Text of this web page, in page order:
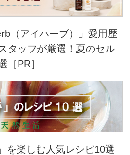
（アイハーブ）」愛用歴
タッフが厳選！夏のセル
［PR］
を楽しむ人気レシピ10選